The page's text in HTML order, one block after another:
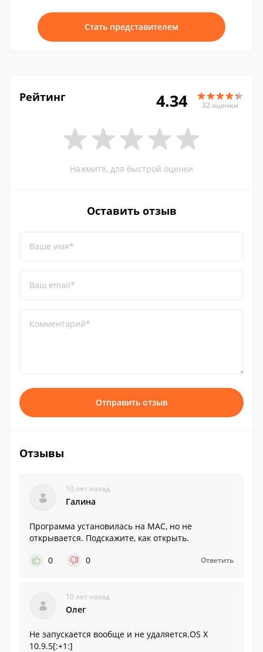
Стать представителем
Рейтинг 4.34 32 оценки
Нажмите, для быстрой оценки
Оставить отзыв
Ваше имя*
Ваш email*
Комментарий*
Отправить отзыв
Отзывы
10 лет назад
Галина
Программа установилась на МАС, но не
открывается. Подскажите, как открыть.
0
0 Ответить
10 лет назад
Олег
Не запускается вообще и не удаляется.OS X
10.9.5[:+1:]